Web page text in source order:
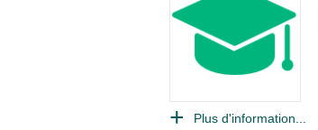
Plus d'information...